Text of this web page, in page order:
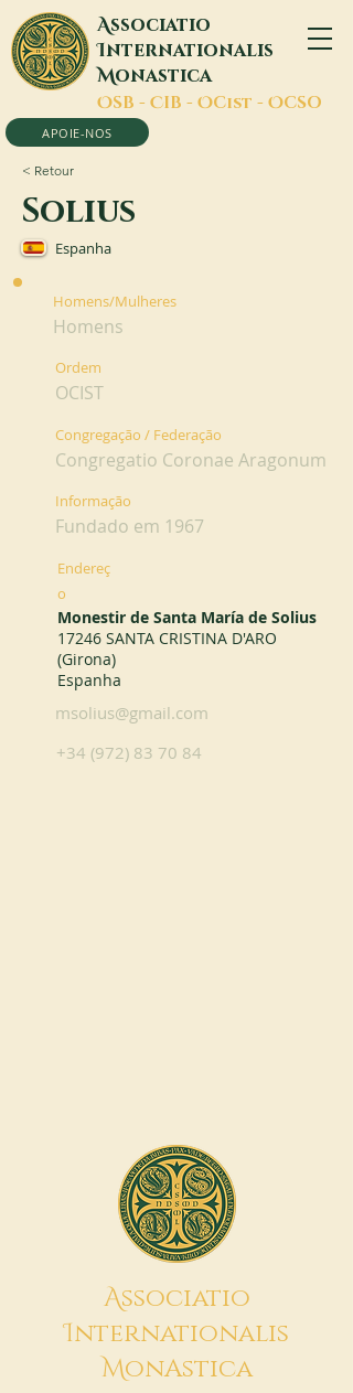
Associatio
Internationalis
Monastica
OSB - CIB - OCist - OCSO
APOIE-NOS
< Retour
Solius
Espanha
Homens/Mulheres
Homens
Ordem
OCIST
Congregação / Federação
Congregatio Coronae Aragonum
Informação
Fundado em 1967
Endereç
o
Monestir de Santa María de Solius
17246 SANTA CRISTINA D'ARO
(Girona)
Espanha
msolius@gmail.com
+34 (972) 83 70 84
Associatio
Internationalis
MonAstica